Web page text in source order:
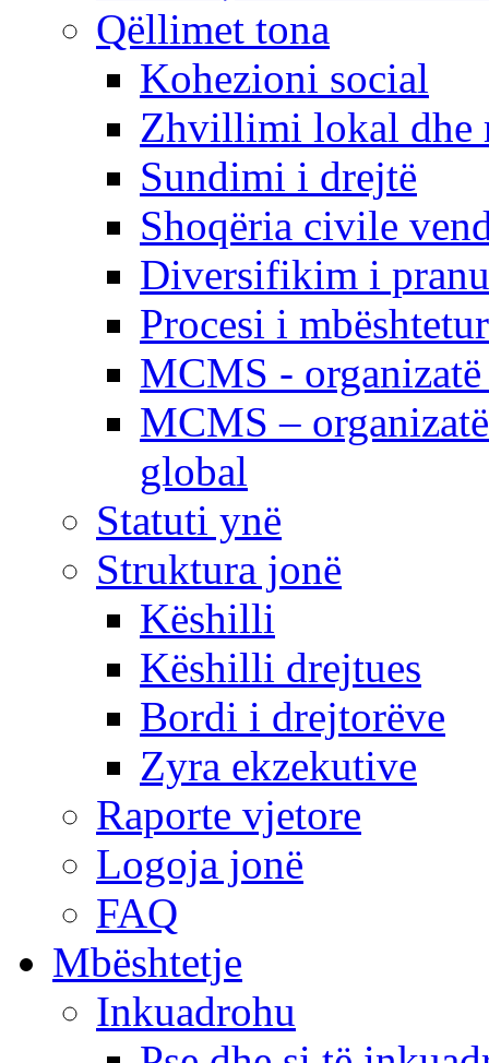
Qëllimet tona
Kohezioni social
Zhvillimi lokal dhe
Sundimi i drejtë
Shoqëria civile
Diversifikim i
Procesi i
MCMS -
MCMS –
global
Statuti ynë
Struktura jonë
Këshilli
Këshilli drejtues
Bordi i drejtorëve
Zyra ekzekutive
Raporte vjetore
Logoja jonë
FAQ
Mbështetje
Inkuadrohu